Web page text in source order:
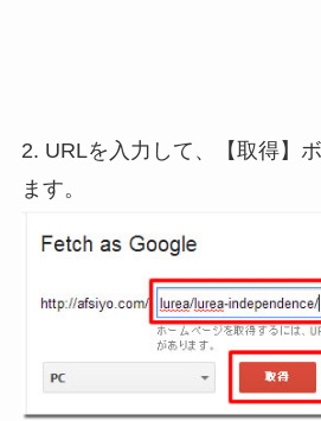
2. URLを入力して、【取得】
ます。